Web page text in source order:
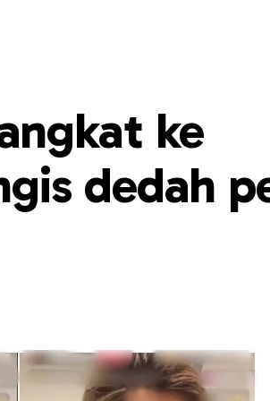
ke
dedah